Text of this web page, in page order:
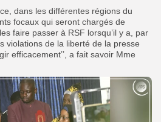
dans les différentes régions du
focaux qui seront chargés de
faire passer à RSF lorsqu’il y a, par
violations de la liberté de la presse
efficacement’’, a fait savoir Mme